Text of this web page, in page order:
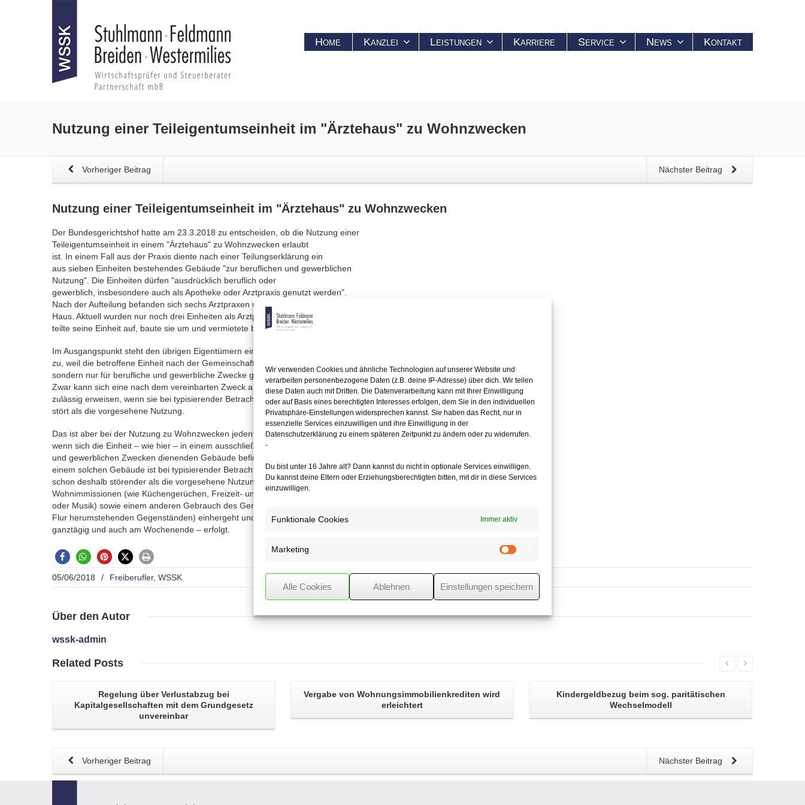
Wir verwenden Cookies und ähnliche Technologien auf unserer Website und
verarbeiten personenbezogene Daten (z.B. deine IP-Adresse) über dich. Wir teilen
diese Daten auch mit Dritten. Die Datenverarbeitung kann mit Ihrer Einwilligung
oder auf Basis eines berechtigten Interesses erfolgen, dem Sie in den individuellen
Privatsphäre-Einstellungen widersprechen kannst. Sie haben das Recht, nur in
essenzielle Services einzuwilligen und ihre Einwilligung in der
Datenschutzerklärung zu einem späteren Zeitpunkt zu ändern oder zu widerrufen.
-
Du bist unter 16 Jahre alt? Dann kannst du nicht in optionale Services einwilligen.
Du kannst deine Eltern oder Erziehungsberechtigten bitten, mit dir in diese Services
einzuwilligen.
Funktionale Cookies Immer aktiv
Marketing
Alle Cookies Ablehnen Einstellungen speichern
Home Kanzlei Leistungen Karriere Service News Kontakt
Nutzung einer Teileigentumseinheit im "Ärztehaus" zu Wohnzwecken
Nächster Beitrag
Vorheriger Beitrag
Nutzung einer Teileigentumseinheit im "Ärztehaus" zu Wohnzwecken
Der Bundesgerichtshof hatte am 23.3.2018 zu entscheiden, ob die Nutzung einer
Teileigentumseinheit in einem "Ärztehaus" zu Wohnzwecken erlaubt
ist. In einem Fall aus der Praxis diente nach einer Teilungserklärung ein
aus sieben Einheiten bestehendes Gebäude "zur beruflichen und gewerblichen
Nutzung". Die Einheiten dürfen "ausdrücklich beruflich oder
gewerblich, insbesondere auch als Apotheke oder Arztpraxis genutzt werden".
Nach der Aufteilung befanden sich sechs Arztpraxen und eine Apotheke in dem
Haus. Aktuell wurden nur noch drei Einheiten als Arztpraxen genutzt. Ein Teileigentümer
teilte seine Einheit auf, baute sie um und vermietete beide Teile als Wohnraum.
Im Ausgangspunkt steht den übrigen Eigentümern ein Unterlassungsanspruch
zu, weil die betroffene Einheit nach der Gemeinschaftsordnung nicht als Privatwohnung,
sondern nur für berufliche und gewerbliche Zwecke genutzt werden darf.
Zwar kann sich eine nach dem vereinbarten Zweck ausgeschlossene Nutzung als
zulässig erweisen, wenn sie bei typisierender Betrachtungsweise nicht mehr
stört als die vorgesehene Nutzung.
Das ist aber bei der Nutzung zu Wohnzwecken jedenfalls dann nicht anzunehmen,
wenn sich die Einheit – wie hier – in einem ausschließlich beruflichen
und gewerblichen Zwecken dienenden Gebäude befindet. Die Wohnnutzung in
einem solchen Gebäude ist bei typisierender Betrachtung regelmäßig
schon deshalb störender als die vorgesehene Nutzung, weil sie mit typischen
Wohnimmissionen (wie Küchengerüchen, Freizeit- und Kinderlärm
oder Musik) sowie einem anderen Gebrauch des Gemeinschaftseigentums (etwa im
Flur herumstehenden Gegenständen) einhergeht und zu anderen Zeiten – nämlich
ganztägig und auch am Wochenende – erfolgt.
05/06/2018 / Freiberufler, WSSK
Über den Autor
wssk-admin
Related Posts
Regelung überVerlustabzug bei
Kapitalgesellschaften mit dem Grundgesetz
unvereinbar
Vergabe vonWohnungsimmobilienkrediten wird
erleichtert
Kindergeldbezug beim sog. paritätischen
Wechselmodell
Nächster Beitrag
Vorheriger Beitrag